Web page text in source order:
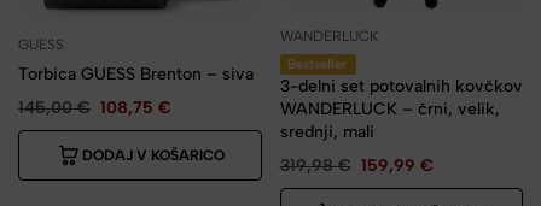
GUESS
Torbica GUESS Brenton – siva
145,00€ 108,75 €
DODAJ V KOŠARICO
WANDERLUCK
Bestseller
3-delni set potovalnih kovčkov
WANDERLUCK – črni, velik,
srednji, mali
319,98€ 159,99 €